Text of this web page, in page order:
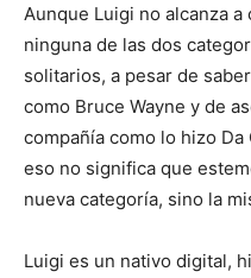
Aunque Luigi no alcanza
ninguna de las dos
solitarios, a pesar de
como Bruce Wayne y de
compañía como lo hizo
eso no significa que
nueva categoría, sino la
Luigi es un nativo digital,